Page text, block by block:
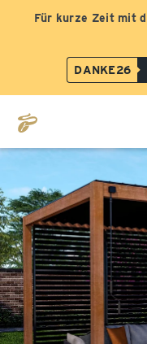
Für kurze Zeit mit
DANKE26